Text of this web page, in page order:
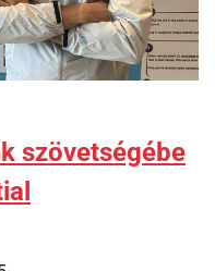
szövetségébe